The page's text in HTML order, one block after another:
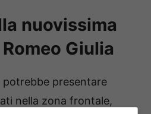
nuovissima
Giulia
potrebbe presentare
nella zona frontale,